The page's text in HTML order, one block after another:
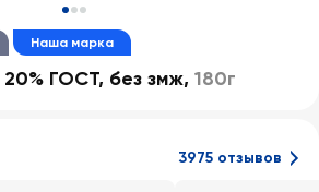
Наша марка
ГОСТ, без змж, 180г
3975 отзывов